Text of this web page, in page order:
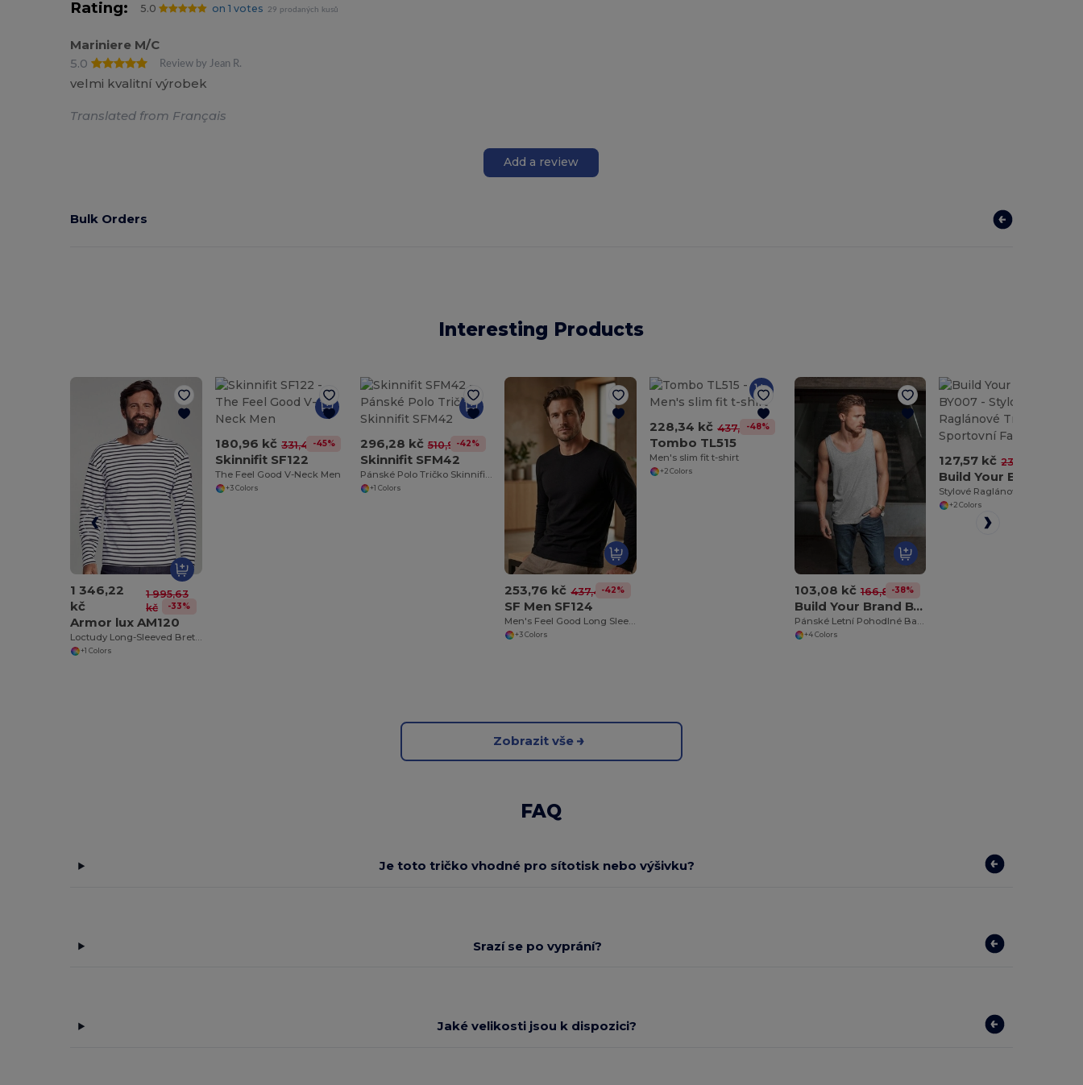
Rating: 5.0 on 1 votes 29 prodaných kusů
Mariniere M/C
5.0
Review by Jean R.
velmi kvalitní výrobek
Translated from Français
Add a review
Bulk Orders
Interesting Products
1 346,22
kč
1 995,63
kč
-33%
Armor lux AM120
+1 Colors
180,96 kč 331,41 kč
-45%
Skinnifit SF122
The Feel Good V-Neck Men
+3 Colors
296,28 kč 510,98 kč
-42%
Skinnifit SFM42
+1 Colors
253,76 kč 437,49 kč
-42%
SF Men SF124
+3 Colors
228,34 kč 437,49 kč
-48%
Tombo TL515
Men's slim fit t-shirt
+2 Colors
103,08 kč 166,86 kč
-38%
Build Your Brand BY003
+4 Colors
127,57 kč 237,81 kč
+2 Colors
Zobrazit vše
FAQ
Je toto tričko vhodné pro sítotisk nebo výšivku?
Srazí se po vyprání?
Jaké velikosti jsou k dispozici?